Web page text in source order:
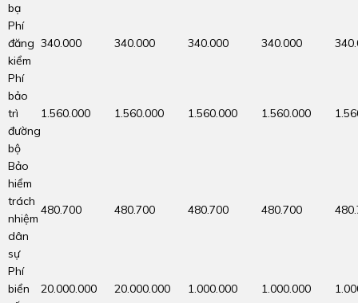
bạ
Phí
đăng
kiểm
340.000 340.000 340.000 340.000
Phí
bảo
trì
đường
bộ
1.560.000 1.560.000 1.560.000 1.560.000
Bảo
hiểm
trách
nhiệm
dân
sự
480.700 480.700 480.700 480.700
Phí
biển
20.000.000 20.000.000 1.000.000 1.000.000